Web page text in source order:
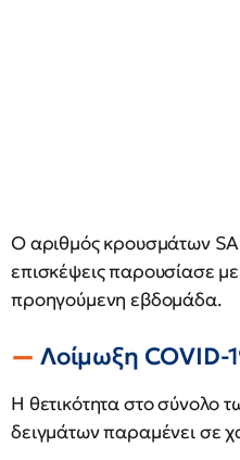
Ο αριθμός κρουσμάτων
επισκέψεις παρουσίασε
προηγούμενη εβδομάδα.
Λοίμωξη COVID-
Η θετικότητα στο σύνολο
δειγμάτων παραμένει σε